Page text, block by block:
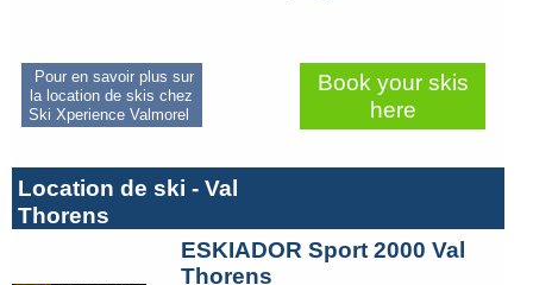
Pour en savoir plus sur
la location de skis chez
Ski Xperience Valmorel
Book your skis
here
Location de ski - Val
Thorens
ESKIADOR Sport 2000 Val
Thorens